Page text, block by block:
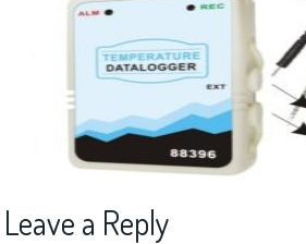
Leave a Reply